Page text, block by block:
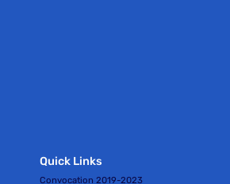
Quick Links
Convocation 2019-2023